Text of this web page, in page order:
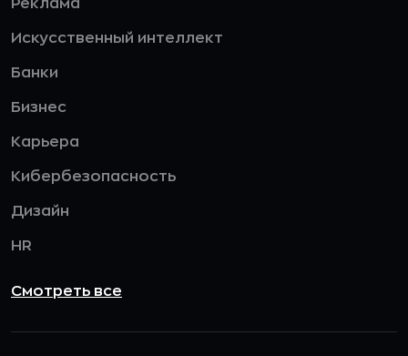
Реклама
Искусственный интеллект
Банки
Бизнес
Карьера
Кибербезопасность
Дизайн
HR
Смотреть все